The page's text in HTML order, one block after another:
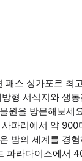
패스 싱가포르 최
형 서식지와 생
원을 방문해보세
파리에서 약 900
밤의 세계를 경
파라다이스에서